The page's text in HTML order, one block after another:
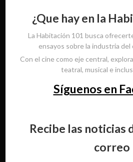
¿Que hay en la
La Habitación 101 busca
ensayos sobre la industria
Con el cine como eje central,
teatral, musical e
Síguenos en
Recibe las noticias
correo